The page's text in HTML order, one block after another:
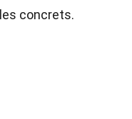
concrets.